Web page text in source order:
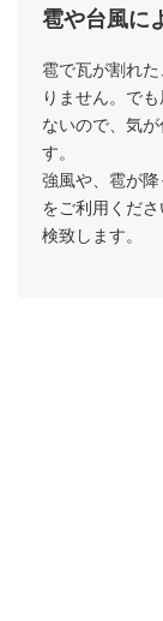
雹や台風に
雹で瓦が割れ
りません。で
ないので、気
す。
強風や、雹が
をご利用くだ
検致します。